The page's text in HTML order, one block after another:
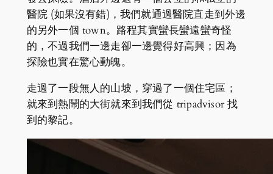
醫院 (如果沒有錯)，我們就通過醫院直走到外邊
的另外一個 town。路程其實蠻長蠻遠蠻奇怪
的，不過我們一邊走卻一邊覺得好高興；因為
探險也實在驚心動魄。
走過了一段無人的山坡，穿過了一個住宅區；
就來到熱鬧的大街就來到我們從 tripadvisor 找
到的黎記。